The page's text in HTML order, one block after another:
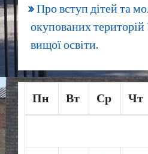
Про вступ дітей та
окупованих територій
вищої освіти.
Пн Вт Ср Чт